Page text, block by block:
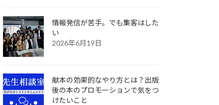
情報発信が苦手。でも集客はした
い
2026年6月19日
献本の効果的なやり方とは？出版
後の本のプロモーションで気をつ
けたいこと